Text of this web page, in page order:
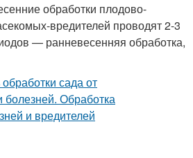
обработки плодово-
вредителей проводят 2-3
— ранневесенняя обработка,